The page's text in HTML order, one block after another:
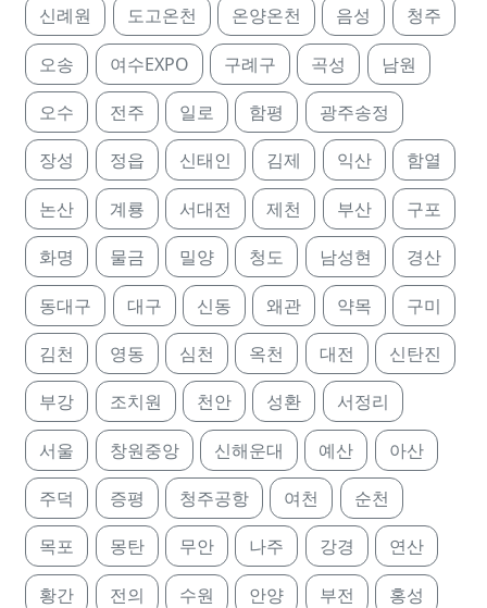
신례원 도고온천 온양온천 음성 청주
오송 여수EXPO 구례구 곡성 남원
오수 전주 일로 함평 광주송정
장성 정읍 신태인 김제 익산 함열
논산 계룡 서대전 제천 부산 구포
화명 물금 밀양 청도 남성현 경산
동대구 대구 신동 왜관 약목 구미
김천 영동 심천 옥천 대전 신탄진
부강 조치원 천안 성환 서정리
서울 창원중앙 신해운대 예산 아산
주덕 증평 청주공항 여천 순천
목포 몽탄 무안 나주 강경 연산
황간 전의 수원 안양 부전 홍성